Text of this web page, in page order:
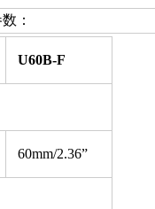
：
U60B-F
60mm/2.36”